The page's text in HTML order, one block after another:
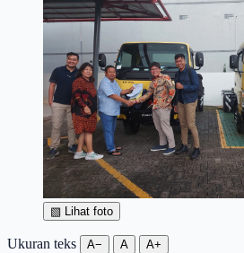
▧ Lihat foto
Ukuran teks A− A A+